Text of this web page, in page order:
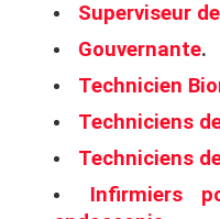
Superviseur
Gouvernante.
Technicien
Techniciens
Techniciens
Infirmiers